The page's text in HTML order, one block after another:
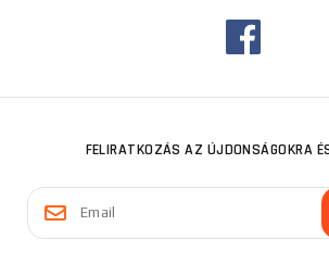
FELIRATKOZÁS AZ ÚJDONSÁGOKRA